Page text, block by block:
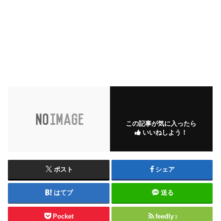
この記事が気に入ったら
いいねしよう！
ポスト シェア
はてブ 送る
Pocket feedly 3